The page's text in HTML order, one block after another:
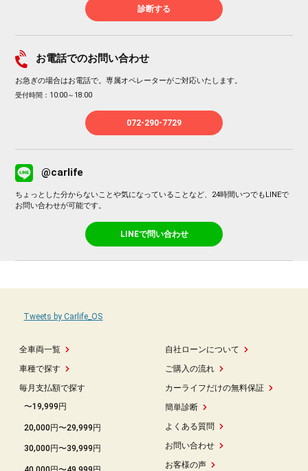
診断する
お電話でのお問い合わせ
お急ぎの場合はお電話で。専属オペレーターがご対応いたします。
受付時間：10:00～18:00
072-290-7729
@carlife
ちょっとした分からないことや気になっていることなど、24時間いつでもLINEで
お問い合わせが可能です。
LINEで問い合わせ
全車両一覧
車種で探す
毎月支払額で探す
〜19,999円
20,000円〜29,999円
30,000円〜39,999円
自社ローンについて
ご購入の流れ
カーライフだけの無料保証
簡単診断
よくある質問
お問い合わせ
お客様の声
Tweets by Carlife_OS